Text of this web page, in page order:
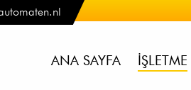
ANA SAYFA İŞLETME